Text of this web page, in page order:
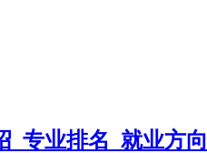
_专业排名_就业方向